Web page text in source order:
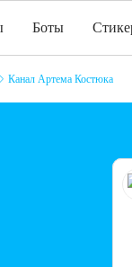
Боты
Канал Артема Костюка